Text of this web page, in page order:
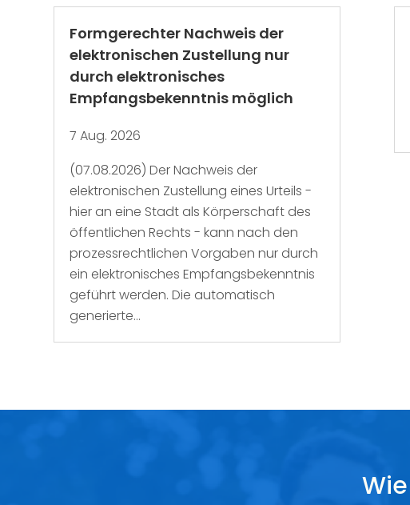
Formgerechter Nachweis der
elektronischen Zustellung nur
durch elektronisches
Empfangsbekenntnis möglich
7 Aug. 2026
(07.08.2026) Der Nachweis der
elektronischen Zustellung eines Urteils -
hier an eine Stadt als Körperschaft des
öffentlichen Rechts - kann nach den
prozessrechtlichen Vorgaben nur durch
ein elektronisches Empfangsbekenntnis
geführt werden. Die automatisch
generierte...